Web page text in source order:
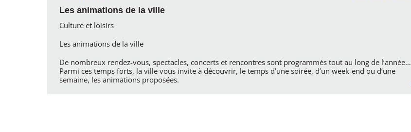
Les animations de la ville
Culture et loisirs
Les animations de la ville
De nombreux rendez-vous, spectacles, concerts et rencontres sont programmés tout au long de l’année…
Parmi ces temps forts, la ville vous invite à découvrir, le temps d’une soirée, d’un week-end ou d’une
semaine, les animations proposées.